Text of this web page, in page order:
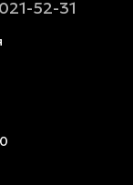
52-31